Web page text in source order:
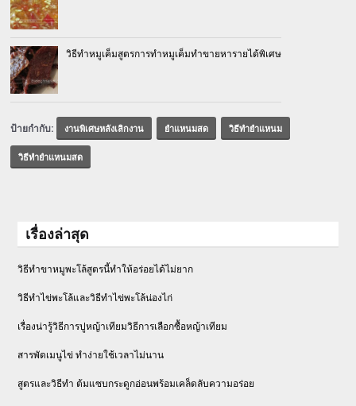
วิธีทำหมูเค็มสูตรการทำหมูเค็มทำขายหารายได้พิเศษ
ป้ายกำกับ: งานพิเศษหลังเลิกงาน ยำแหนมสด วิธีทำยำแหนม
วิธีทำยำแหนมสด
เรื่องล่าสุด
วิธีทำขาหมูพะโล้สูตรนี้ทำให้อร่อยได้ไม่ยาก
วิธีทําไข่พะโล้และวิธีทำไข่พะโล้น่องไก่
เรื่องน่ารู้วิธีการปูหญ้าเทียมวิธีการเลือกซื้อหญ้าเทียม
สารพัดเมนูไข่ ทำง่ายใช้เวลาไม่นาน
สูตรและวิธีทำ ต้มแซบกระดูกอ่อนพร้อมเคล็ดลับความอร่อย